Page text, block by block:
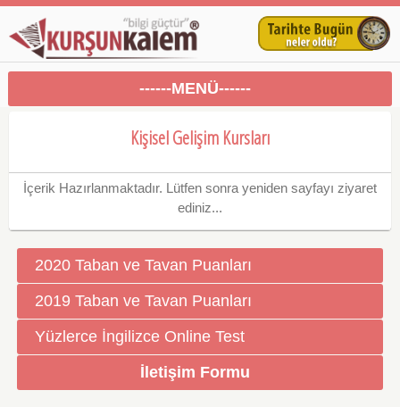
------MENÜ------
Kişisel Gelişim Kursları
İçerik Hazırlanmaktadır. Lütfen sonra yeniden sayfayı ziyaret
ediniz...
2020 Taban ve Tavan Puanları
2019 Taban ve Tavan Puanları
Yüzlerce İngilizce Online Test
İletişim Formu